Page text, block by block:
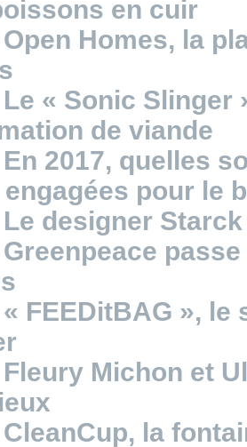
en cuir
Open Homes, la
Le « Sonic Slinger
de viande
En 2017, quelles
pour le
Le designer
Greenpeace
« FEEDitBAG », le
Fleury Michon et
CleanCup, la